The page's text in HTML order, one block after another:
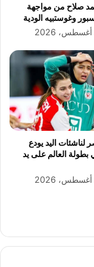
صلاح من مواجهة
وغوستبيه الودية
اليد يودع
العالم على يد